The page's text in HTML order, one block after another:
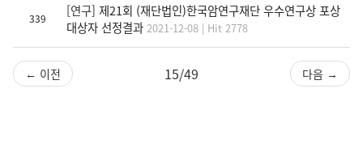
339 [연구] 제21회 (재단법인)한국암연구재단 우수연구상 포상
대상자 선정결과 2021-12-08 | Hit 2778
← 이전 15/49 다음 →